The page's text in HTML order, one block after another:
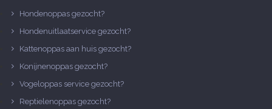
Hondenoppas gezocht?
Hondenuitlaatservice gezocht?
Kattenoppas aan huis gezocht?
Konijnenoppas gezocht?
Vogeloppas service gezocht?
Reptielenoppas gezocht?